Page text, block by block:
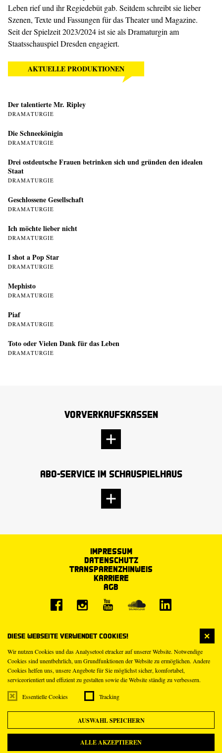
Diese Webseite verwendet Cookies!
Wir nutzen Cookies und das Analysetool etracker auf unserer Website. Notwendige
Cookies sind unentbehrlich, um Grundfunktionen der Website zu ermöglichen. Andere
Cookies helfen uns, unsere Angebote für Sie möglichst sicher, komfortabel,
serviceorientiert und effizient zu gestalten sowie die Website ständig zu verbessern.
Essentielle Cookies Tracking
AUSWAHL SPEICHERN
ALLE AKZEPTIEREN
Leben rief und ihr Regiedebüt gab. Seitdem schreibt sie lieber
Szenen, Texte und Fassungen für das Theater und Magazine.
Seit der Spielzeit 2023/2024 ist sie als Dramaturgin am
Staatsschauspiel Dresden engagiert.
AKTUELLE PRODUKTIONEN
Der talentierte Mr. Ripley
DRAMATURGIE
Die Schneekönigin
DRAMATURGIE
Drei ostdeutsche Frauen betrinken sich und gründen den idealen
Staat
DRAMATURGIE
Geschlossene Gesellschaft
DRAMATURGIE
Ich möchte lieber nicht
DRAMATURGIE
I shot a Pop Star
DRAMATURGIE
Mephisto
DRAMATURGIE
Piaf
DRAMATURGIE
Toto oder Vielen Dank für das Leben
DRAMATURGIE
Vorverkaufskassen
Abo-Service im Schauspielhaus
Impressum
Datenschutz
Transparenzhinweis
Karriere
AGB